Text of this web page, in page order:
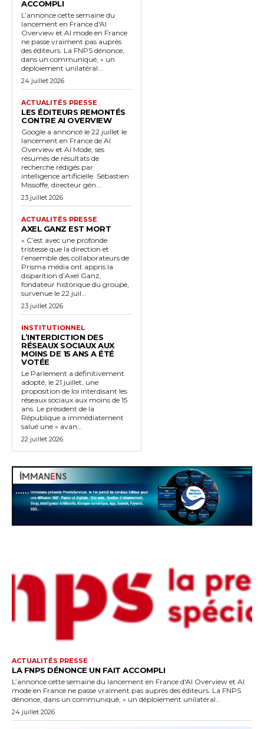
ACCOMPLI
L’annonce cette semaine du
lancement en France d'AI
Overview et AI mode en France
ne passe vraiment pas auprès
des éditeurs. La FNPS dénonce,
dans un communiqué, « un
déploiement unilatéral...
24 juillet 2026
ACTUALITÉS PRESSE
LES ÉDITEURS REMONTÉS
CONTRE AI OVERVIEW
Google a annoncé le 22 juillet le
lancement en France de AI
Overview et AI Mode, ses
résumés de résultats de
recherche rédigés par
intelligence artificielle. Sébastien
Missoffe, directeur gén...
23 juillet 2026
ACTUALITÉS PRESSE
AXEL GANZ EST MORT
« C’est avec une profonde
tristesse que la direction et
l’ensemble des collaborateurs de
Prisma média ont appris la
disparition d’Axel Ganz,
fondateur historique du groupe,
survenue le 22 juil...
23 juillet 2026
INSTITUTIONNEL
L’INTERDICTION DES
RÉSEAUX SOCIAUX AUX
MOINS DE 15 ANS A ÉTÉ
VOTÉE
Le Parlement a définitivement
adopté, le 21 juillet, une
proposition de loi interdisant les
réseaux sociaux aux moins de 15
ans. Le président de la
République a immédiatement
salué une « avan...
22 juillet 2026
ACTUALITÉS PRESSE
LA FNPS DÉNONCE UN FAIT ACCOMPLI
L’annonce cette semaine du lancement en France d'AI Overview et AI
mode en France ne passe vraiment pas auprès des éditeurs. La FNPS
dénonce, dans un communiqué, « un déploiement unilatéral...
24 juillet 2026